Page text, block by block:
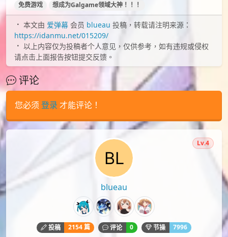
免费游戏
想成为Galgame领域大神！！！
本文由 爱弹幕 会员 blueau 投稿，转载请注明来源：
https://idanmu.net/015209/
以上内容仅为投稿者个人意见，仅供参考，如有违规或侵权
请点击上面报告按钮提交反馈。
评论
您必须 登录 才能评论！
blueau
Lv.4
投稿 2154 篇 评论 0 节操 7996